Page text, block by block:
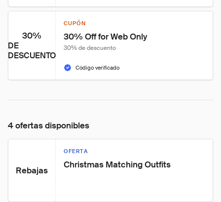
30%
DE
DESCUENTO
CUPÓN
30% Off for Web Only
30% de descuento
Código verificado
4 ofertas disponibles
Rebajas
OFERTA
Christmas Matching Outfits